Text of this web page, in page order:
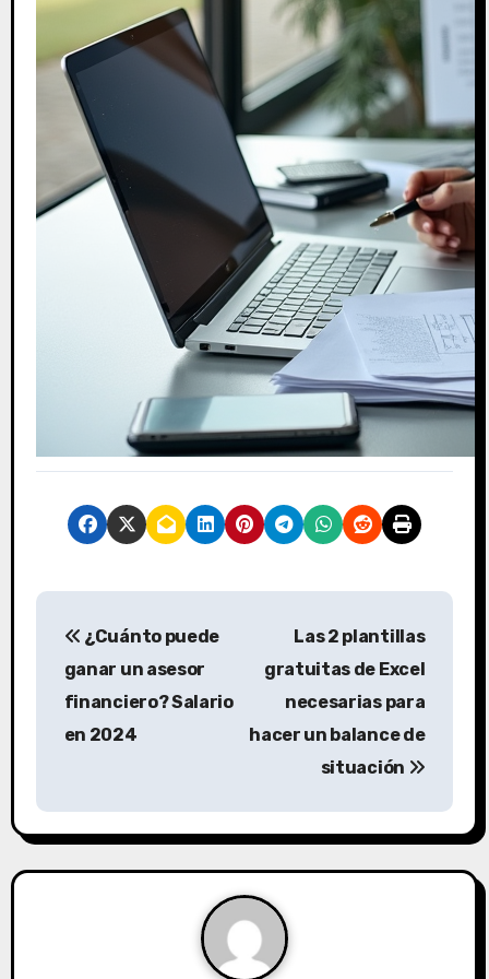
a
c
¿Cuánto puede
ganar un asesor
financiero? Salario
en 2024
Las 2 plantillas
gratuitas de Excel
necesarias para
hacer un balance de
situación